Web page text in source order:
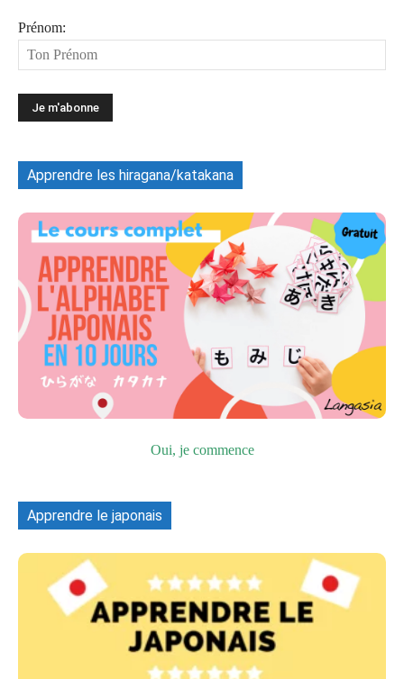
Prénom:
Apprendre les hiragana/katakana
Oui, je commence
Apprendre le japonais